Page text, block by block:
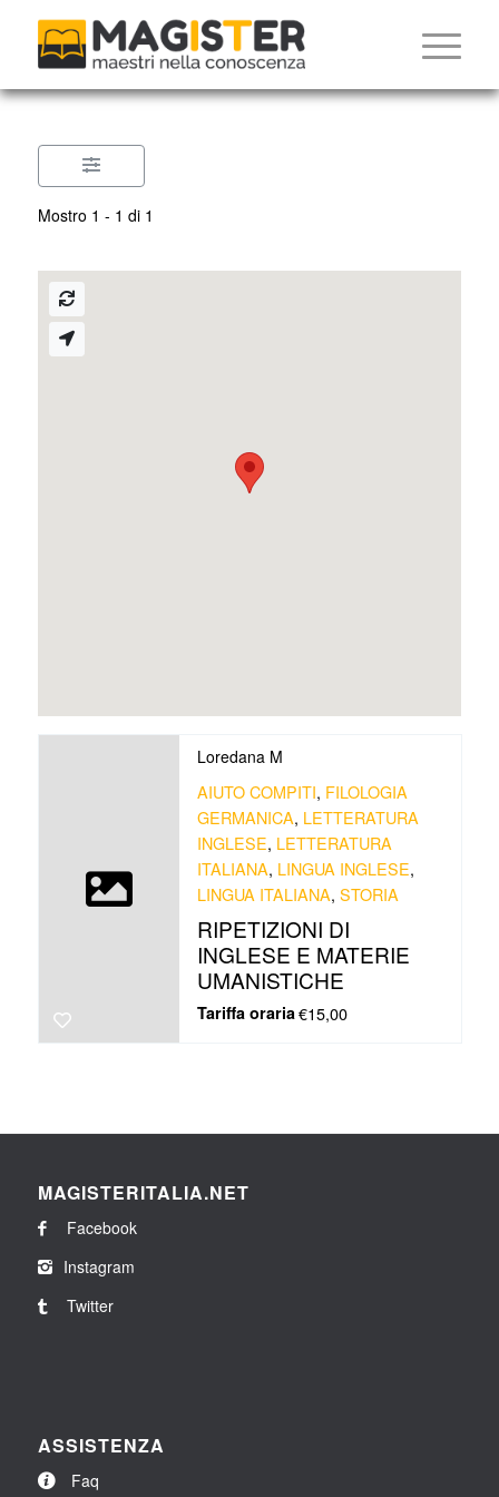
Mostro 1 - 1 di 1
Loredana M
AIUTO COMPITI, FILOLOGIA
GERMANICA, LETTERATURA
INGLESE, LETTERATURA
ITALIANA, LINGUA INGLESE,
LINGUA ITALIANA, STORIA
RIPETIZIONI DI
INGLESE E MATERIE
UMANISTICHE
Tariffa oraria€15,00
MAGISTERITALIA.NET
Facebook
Instagram
Twitter
ASSISTENZA
Faq